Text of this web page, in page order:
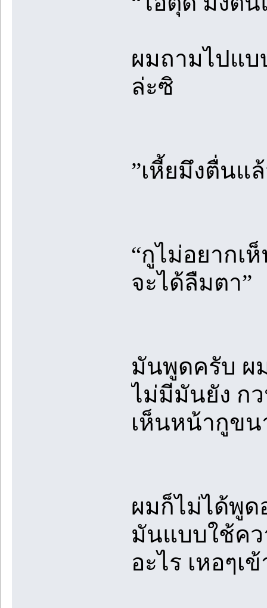
ผมถามไปแบ
ล่ะซิ
”เหี้ยมึงตื่นแ
“กูไม่อยากเ
จะได้ลืมตา”
มันพูดครับ ผ
ไม่มีมันยัง ก
เห็นหน้ากูขน
ผมก็ไม่ได้พูด
มันแบบใช้คว
อะไร เหอๆ